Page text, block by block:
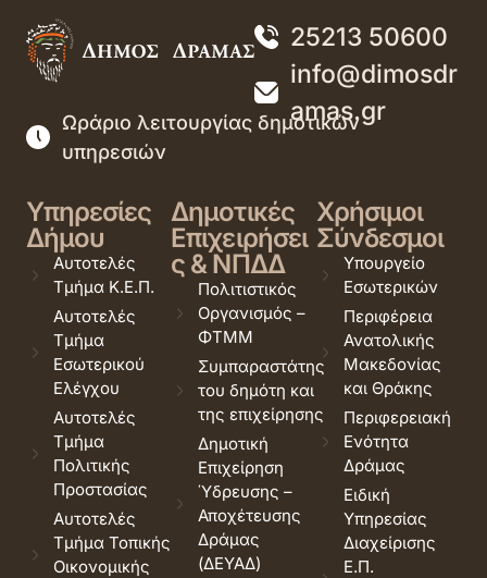
25213 50600
info@dimosdr
amas.gr
Ωράριο λειτουργίας δημοτικών
υπηρεσιών
Υπηρεσίες
Δήμου
Αυτοτελές
Τμήμα Κ.Ε.Π.
Αυτοτελές
Τμήμα
Εσωτερικού
Ελέγχου
Αυτοτελές
Τμήμα
Πολιτικής
Προστασίας
Αυτοτελές
Τμήμα Τοπικής
Οικονομικής
Δημοτικές
Επιχειρήσει
ς & ΝΠΔΔ
Πολιτιστικός
Οργανισμός –
ΦΤΜΜ
Συμπαραστάτης
του δημότη και
της επιχείρησης
Δημοτική
Επιχείρηση
Ύδρευσης –
Αποχέτευσης
Δράμας
(ΔΕΥΑΔ)
Χρήσιμοι
Σύνδεσμοι
Υπουργείο
Εσωτερικών
Περιφέρεια
Ανατολικής
Μακεδονίας
και Θράκης
Περιφερειακή
Ενότητα
Δράμας
Ειδική
Υπηρεσίας
Διαχείρισης
Ε.Π.